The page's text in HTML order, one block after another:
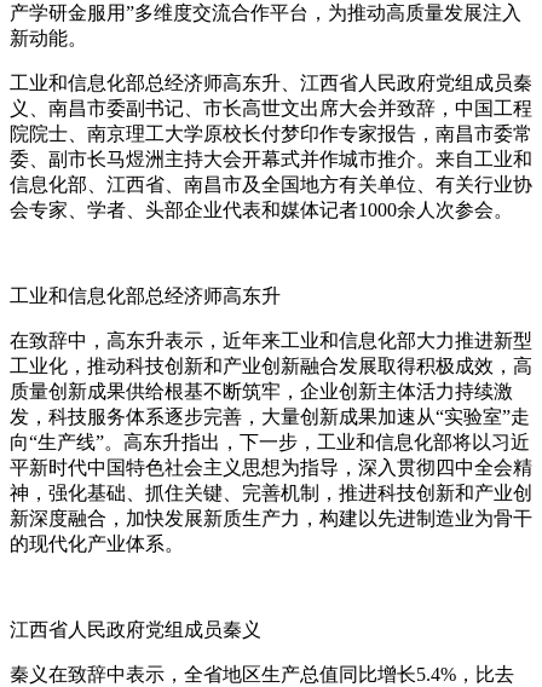
产学研金服用”多维度交流合作平台，为推动高质量发展注入
新动能。
工业和信息化部总经济师高东升、江西省人民政府党组成员秦
义、南昌市委副书记、市长高世文出席大会并致辞，中国工程
院院士、南京理工大学原校长付梦印作专家报告，南昌市委常
委、副市长马煜洲主持大会开幕式并作城市推介。来自工业和
信息化部、江西省、南昌市及全国地方有关单位、有关行业协
会专家、学者、头部企业代表和媒体记者1000余人次参会。
工业和信息化部总经济师高东升
在致辞中，高东升表示，近年来工业和信息化部大力推进新型
工业化，推动科技创新和产业创新融合发展取得积极成效，高
质量创新成果供给根基不断筑牢，企业创新主体活力持续激
发，科技服务体系逐步完善，大量创新成果加速从“实验室”走
向“生产线”。高东升指出，下一步，工业和信息化部将以习近
平新时代中国特色社会主义思想为指导，深入贯彻四中全会精
神，强化基础、抓住关键、完善机制，推进科技创新和产业创
新深度融合，加快发展新质生产力，构建以先进制造业为骨干
的现代化产业体系。
江西省人民政府党组成员秦义
秦义在致辞中表示，全省地区生产总值同比增长5.4%，比去